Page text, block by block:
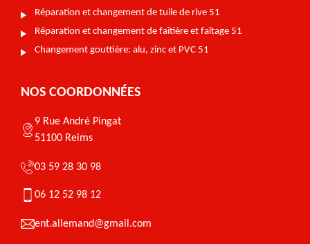
Réparation et changement de tuile de rive 51
Réparation et changement de faîtière et faîtage 51
Changement gouttière: alu, zinc et PVC 51
NOS COORDONNÉES
9 Rue André Pingat
51100 Reims
03 59 28 30 98
06 12 52 98 12
ent.allemand@gmail.com